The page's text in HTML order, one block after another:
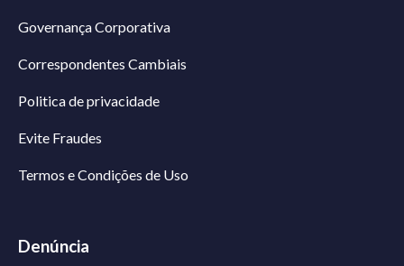
Governança Corporativa
Correspondentes Cambiais
Politica de privacidade
Evite Fraudes
Termos e Condições de Uso
Denúncia